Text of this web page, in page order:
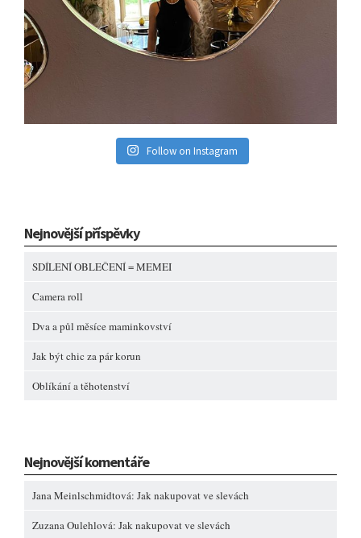
Follow on Instagram
Nejnovější příspěvky
SDÍLENÍ OBLEČENÍ = MEMEI
Camera roll
Dva a půl měsíce maminkovství
Jak být chic za pár korun
Oblíkání a těhotenství
Nejnovější komentáře
Jana Meinlschmidtová: Jak nakupovat ve slevách
Zuzana Oulehlová: Jak nakupovat ve slevách